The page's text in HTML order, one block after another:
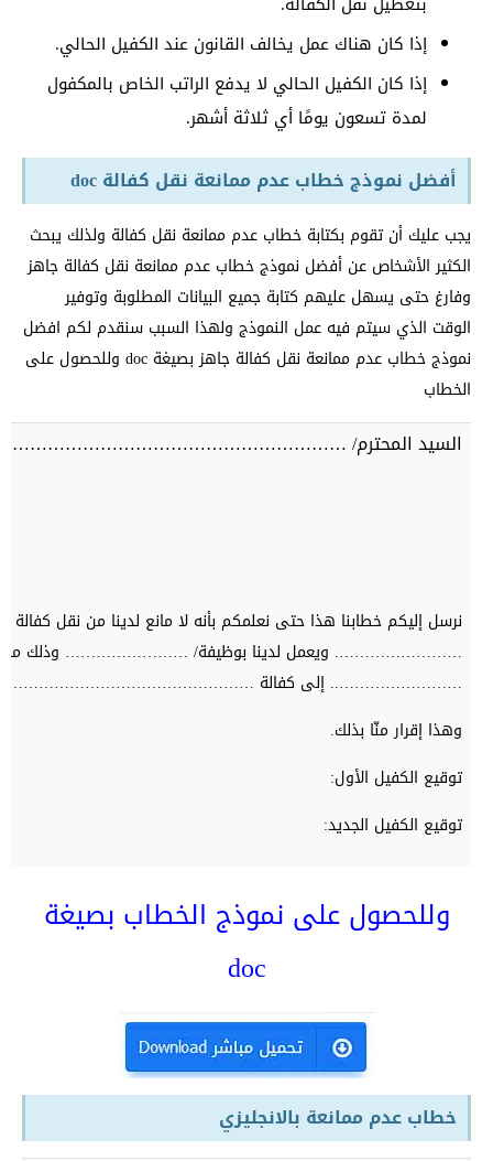
إذا كان هناك عمل يخالف القانون عند الكفيل الحالي.
إذا كان الكفيل الحالي لا يدفع الراتب الخاص بالمكفول
لمدة تسعون يومًا أي ثلاثة أشهر.
أفضل نموذج خطاب عدم ممانعة نقل كفالة doc
يجب عليك أن تقوم بكتابة خطاب عدم ممانعة نقل كفالة ولذلك يبحث
الكثير الأشخاص عن أفضل نموذج خطاب عدم ممانعة نقل كفالة جاهز
وفارغ حتى يسهل عليهم كتابة جميع البيانات المطلوبة وتوفير
الوقت الذي سيتم فيه عمل النموذج ولهذا السبب سنقدم لكم افضل
نموذج خطاب عدم ممانعة نقل كفالة جاهز بصيغة doc وللحصول على
الخطاب
السيد المحترم/
نرسل إليكم خطابنا هذا حتى نعلمكم بأنه لا مانع لدينا
……………………. ويعمل لدينا بوظيفة/ …………………… وذلك
…………………….. إلى كفالة
وهذا إقرار منّا بذلك.
توقيع الكفيل الأول:
توقيع الكفيل الجديد:
وللحصول على نموذج الخطاب بصيغة
doc
خطاب عدم ممانعة بالانجليزي